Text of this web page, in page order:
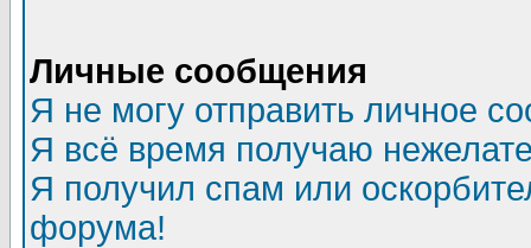
Личные сообщения
Я не могу отправить личное
Я всё время получаю
Я получил спам или
форума!